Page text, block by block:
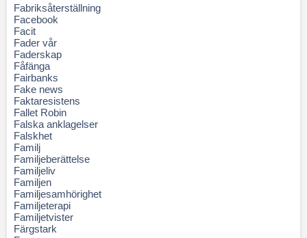
Fabriksåterställning
Facebook
Facit
Fader vår
Faderskap
Fåfänga
Fairbanks
Fake news
Faktaresistens
Fallet Robin
Falska anklagelser
Falskhet
Familj
Familjeberättelse
Familjeliv
Familjen
Familjesamhörighet
Familjeterapi
Familjetvister
Färgstark